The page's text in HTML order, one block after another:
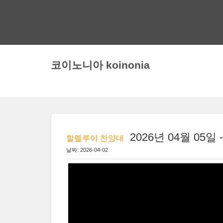
코이노니아 koinonia
할렐루야 찬양대 2026년 04월 05일
날짜: 2026-04-02